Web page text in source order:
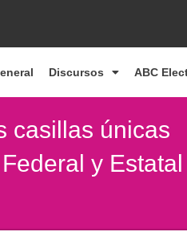
Discursos ABC
casillas únicas
y Estatal